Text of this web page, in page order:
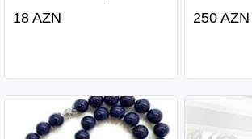
18 AZN 250 AZN